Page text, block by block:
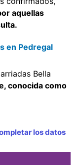
aquellas
en Pedregal
Bella
conocida como
los datos